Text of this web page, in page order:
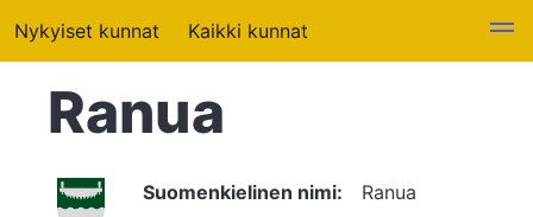
Nykyiset kunnat Kaikki kunnat
Ranua
Suomenkielinen nimi:
Ranua